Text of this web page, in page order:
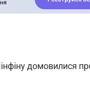
домовилися